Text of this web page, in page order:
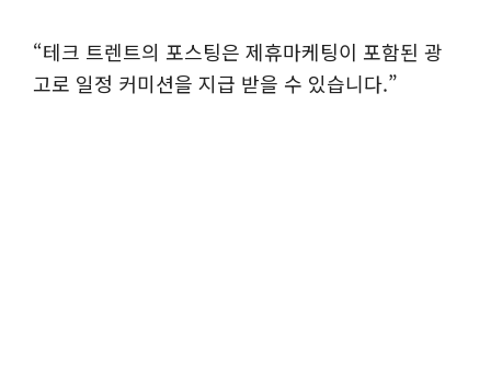
“테크 트렌트의 포스팅은 제휴마케팅이 포함된 광
고로 일정 커미션을 지급 받을 수 있습니다.”